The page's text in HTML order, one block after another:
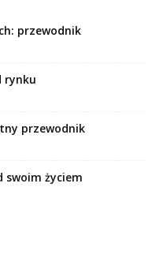
przewodnik
rynku
przewodnik
życiem